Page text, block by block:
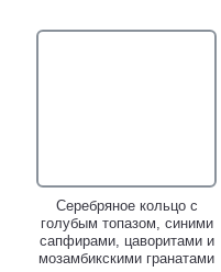
Серебряное кольцо c
голубым топазом, синими
сапфирами, цаворитами и
мозамбикскими гранатами